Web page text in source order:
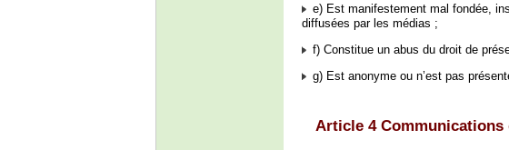
e) Est manifestement mal fondée,
diffusées par les médias ;
f) Constitue un abus du droit de
g) Est anonyme ou n’est pas
Article 4 Communications